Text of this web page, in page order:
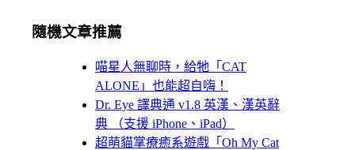
隨機文章推薦
喵星人無聊時，給牠「CAT
ALONE」也能超自嗨！
Dr. Eye 譯典通 v1.8 英漢、漢英辭
典 （支援 iPhone、iPad）
超萌貓掌療癒系遊戲「Oh My Cat